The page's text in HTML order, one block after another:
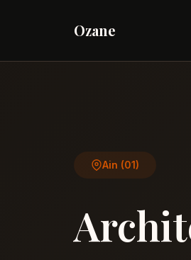
Ozane
Ain (01)